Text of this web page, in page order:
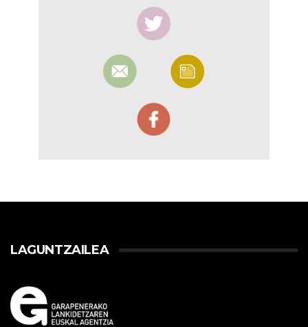
LAGUNTZAILEA